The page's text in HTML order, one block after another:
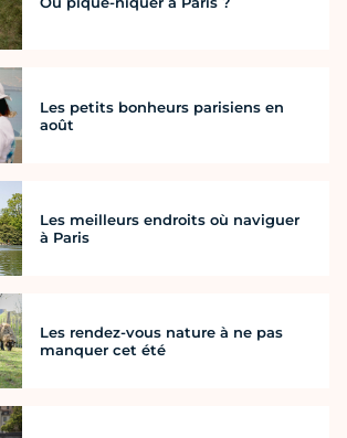
Les petits bonheurs parisiens en
août
Les meilleurs endroits où naviguer
à Paris
Les rendez-vous nature à ne pas
manquer cet été